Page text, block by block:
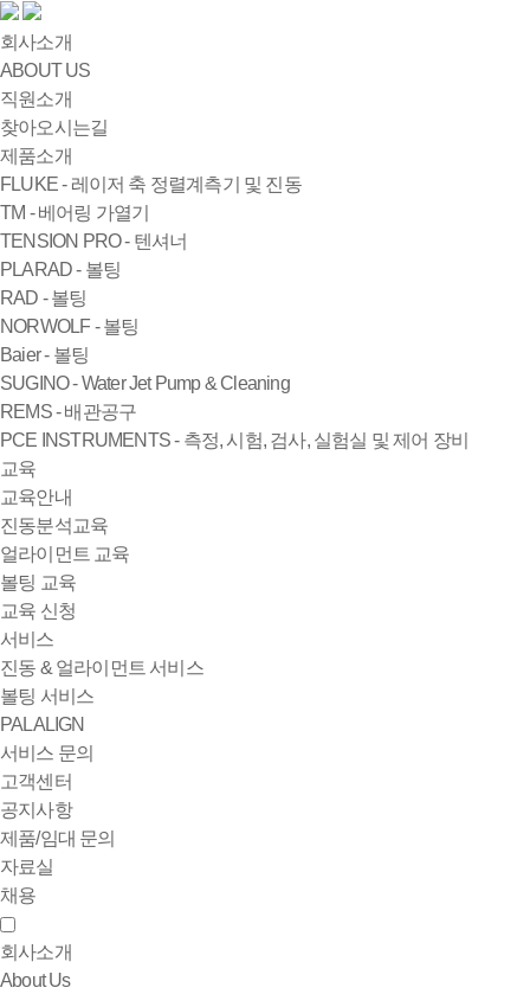
회사소개
ABOUT US
직원소개
찾아오시는길
제품소개
FLUKE - 레이저 축 정렬계측기 및 진동
TM - 베어링 가열기
TENSION PRO - 텐셔너
PLARAD - 볼팅
RAD - 볼팅
NORWOLF - 볼팅
Baier - 볼팅
SUGINO - Water Jet Pump & Cleaning
REMS - 배관공구
PCE INSTRUMENTS - 측정, 시험, 검사, 실험실 및 제어 장비
교육
교육안내
진동분석교육
얼라이먼트 교육
볼팅 교육
교육 신청
서비스
진동 & 얼라이먼트 서비스
볼팅 서비스
PALALIGN
서비스 문의
고객센터
공지사항
제품/임대 문의
자료실
채용
회사소개
About Us